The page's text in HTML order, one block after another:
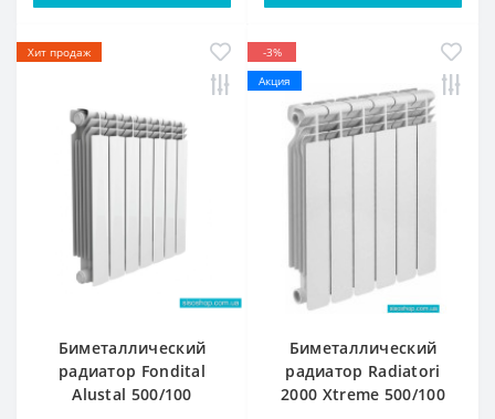
Хит продаж
Биметаллический
радиатор Fondital
Alustal 500/100
-3%
Акция
Биметаллический
радиатор Radiatori
2000 Xtreme 500/100